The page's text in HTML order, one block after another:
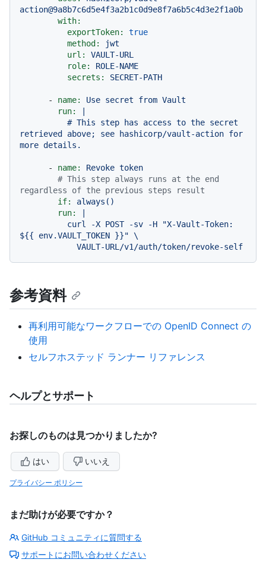
action@9a8b7c6d5e4f3a2b1c0d9e8f7a6b5c4d3e2f1a0b
with:
exportToken:
true
method:
jwt
url:
VAULT-URL
role:
ROLE-NAME
secrets:
SECRET-PATH
- name: Use secret from Vault
run:
retrieved above; see hashicorp/vault-action for
- name: Revoke token
# This step always runs at the end
regardless of the previous steps result
if:
always()
run:
${{ env.VAULT_TOKEN }}" \
参考資料
再利用可能なワークフローでの OpenID Connect の
使用
セルフホステッド ランナー リファレンス
ヘルプとサポート
お探しのものは見つかりましたか?
はい いいえ
プライバシー ポリシー
まだ助けが必要ですか？
GitHub コミュニティに質問する
サポートにお問い合わせください